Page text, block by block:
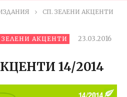
СП. ЗЕЛЕНИ АКЦЕНТИ
АКЦЕНТИ
23.03.2016
14/2014